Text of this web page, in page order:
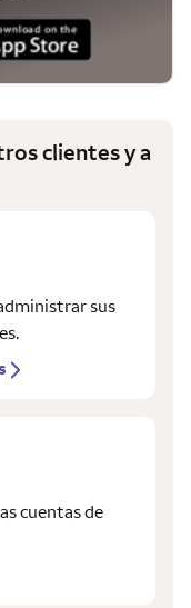
clientes y a
sus
cuentas de